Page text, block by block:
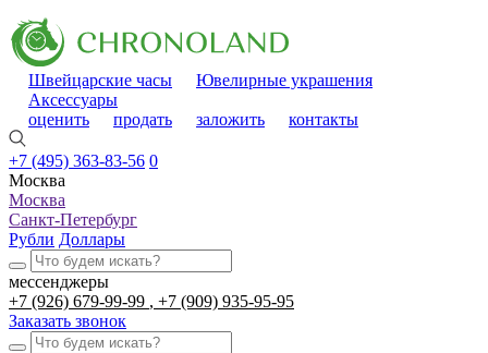
Швейцарские часы
Ювелирные украшения
Аксессуары
оценить
продать заложить контакты
+7 (495) 363-83-56 0
Москва
Москва
Санкт-Петербург
Рубли Доллары
мессенджеры
+7 (926) 679-99-99
+7 (909) 935-95-95
Заказать звонок